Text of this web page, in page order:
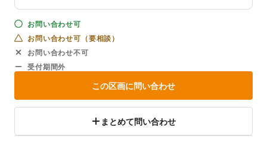
お問い合わせ可
お問い合わせ可（要相談）
お問い合わせ不可
受付期間外
この区画に問い合わせ
まとめて問い合わせ